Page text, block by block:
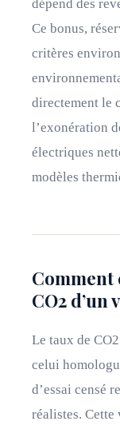
dépend des
Ce bonus,
critères
directement le
l’exonération
électriques
modèles
Comment
CO2 d’un
Le taux de
celui
d’essai censé
réalistes.